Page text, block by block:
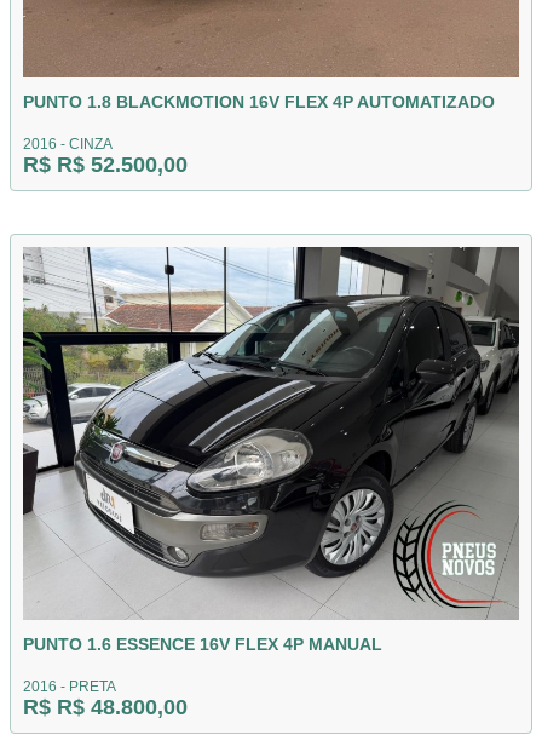
PUNTO 1.8 BLACKMOTION 16V FLEX 4P AUTOMATIZADO
2016 - CINZA
R$ R$ 52.500,00
PUNTO 1.6 ESSENCE 16V FLEX 4P MANUAL
2016 - PRETA
R$ R$ 48.800,00